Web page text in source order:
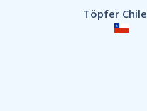
Töpfer Chile